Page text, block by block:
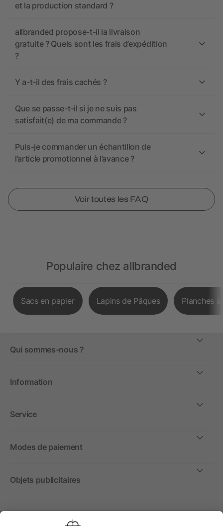
et la production standard ?
allbranded propose-t-il la livraison
gratuite ? Quels sont les frais d’expédition
?
Y a-t-il des frais cachés ?
Que se passe-t-il si je ne suis pas
satisfait(e) de ma commande ?
Puis-je commander un échantillon de
l’article promotionnel à l’avance ?
Voir toutes les FAQ
Populaire chez allbranded
Sacs en papier Lapins de Pâques Planches
Qui sommes-nous ?
Information
Service
Modes de paiement
Objets publicitaires